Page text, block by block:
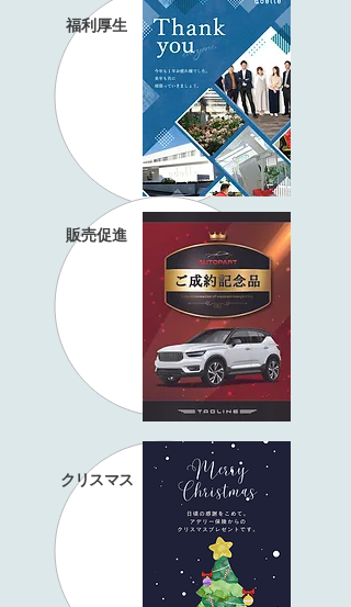
福利厚生
​販売促進
クリスマス